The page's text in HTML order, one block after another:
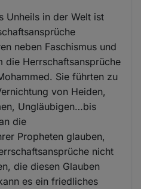
Unheils in der Welt ist
neben Faschismus und
die Herrschaftsansprüche
Sie führten zu
von Heiden,
Ungläubigen…bis
die
Propheten glauben,
nicht
die diesen Glauben
es ein friedliches